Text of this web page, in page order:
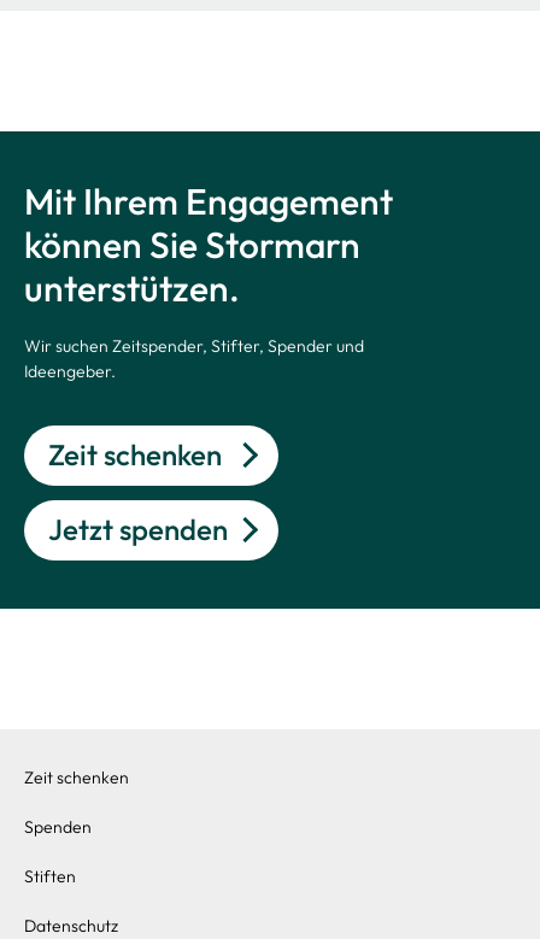
Mit Ihrem Engagement
können Sie Stormarn
unterstützen.
Wir suchen Zeitspender, Stifter, Spender und
Ideengeber.
Zeit schenken
Jetzt spenden
Zeit schenken
Spenden
Stiften
Datenschutz